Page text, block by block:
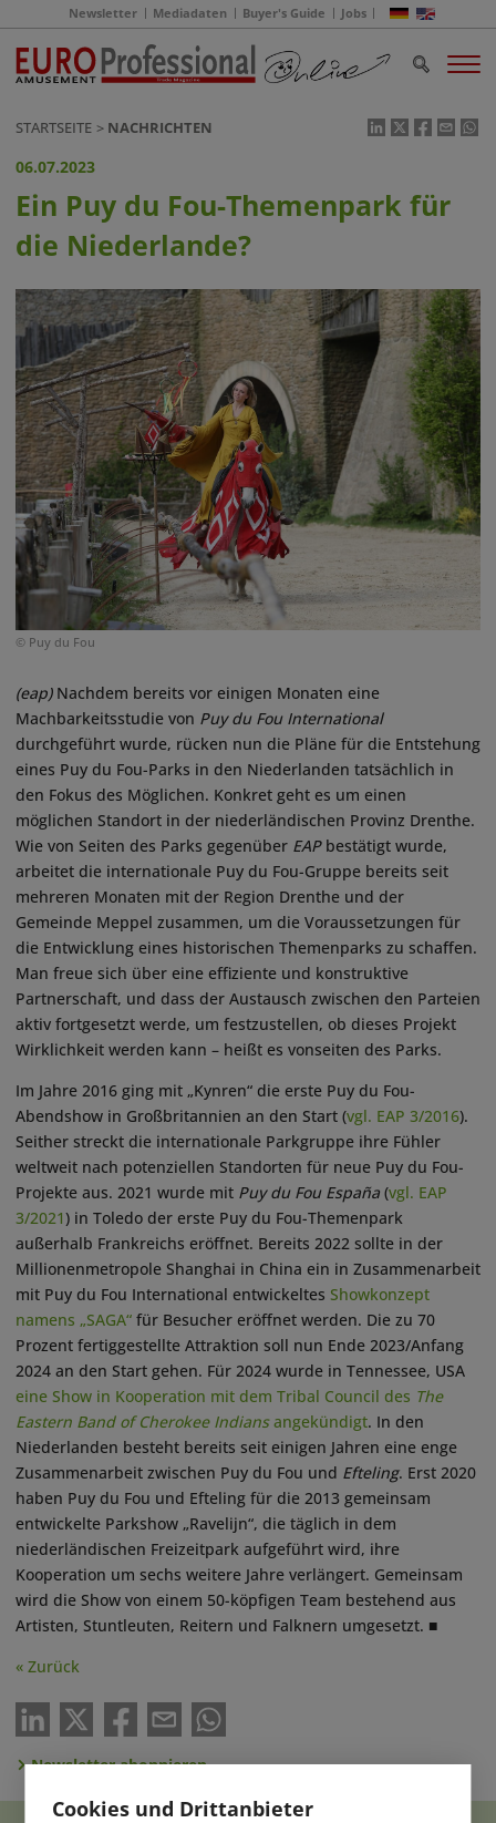
Cookies und Drittanbieter
Newsletter Mediadaten Buyer's Guide Jobs
STARTSEITE NACHRICHTEN
06.07.2023
Ein Puy du Fou-Themenpark für
die Niederlande?
© Puy du Fou
(eap)Nachdem bereits vor einigen Monaten eine
Machbarkeitsstudie von Puy du Fou International
durchgeführt wurde, rücken nun die Pläne für die Entstehung
eines Puy du Fou-Parks in den Niederlanden tatsächlich in
den Fokus des Möglichen. Konkret geht es um einen
möglichen Standort in der niederländischen Provinz Drenthe.
Wie von Seiten des Parks gegenüber EAPbestätigt wurde,
arbeitet die internationale Puy du Fou-Gruppe bereits seit
mehreren Monaten mit der Region Drenthe und der
Gemeinde Meppel zusammen, um die Voraussetzungen für
die Entwicklung eines historischen Themenparks zu schaffen.
Man freue sich über eine effiziente und konstruktive
Partnerschaft, und dass der Austausch zwischen den Parteien
aktiv fortgesetzt werde, um festzustellen, ob dieses Projekt
Wirklichkeit werden kann – heißt es vonseiten des Parks.
Im Jahre 2016 ging mit „Kynren“ die erste Puy du Fou-
Abendshow in Großbritannien an den Start (vgl. EAP 3/2016).
Seither streckt die internationale Parkgruppe ihre Fühler
weltweit nach potenziellen Standorten für neue Puy du Fou-
Projekte aus. 2021 wurde mit Puy du Fou España (vgl. EAP
3/2021) in Toledo der erste Puy du Fou-Themenpark
außerhalb Frankreichs eröffnet. Bereits 2022 sollte in der
Millionenmetropole Shanghai in China ein in Zusammenarbeit
mit Puy du Fou International entwickeltes Showkonzept
namens „SAGA“ für Besucher eröffnet werden. Die zu 70
Prozent fertiggestellte Attraktion soll nun Ende 2023/Anfang
2024 an den Start gehen. Für 2024 wurde in Tennessee, USA
eine Show in Kooperation mit dem Tribal Council des The
Eastern Band of Cherokee Indiansangekündigt. In den
Niederlanden besteht bereits seit einigen Jahren eine enge
Zusammenarbeit zwischen Puy du Fou und Efteling. Erst 2020
haben Puy du Fou und Efteling für die 2013 gemeinsam
entwickelte Parkshow „Ravelijn“, die täglich in dem
niederländischen Freizeitpark aufgeführt wird, ihre
Kooperation um sechs weitere Jahre verlängert. Gemeinsam
wird die Show von einem 50-köpfigen Team bestehend aus
Artisten, Stuntleuten, Reitern und Falknern umgesetzt. ■
« Zurück
Newsletter abonnieren